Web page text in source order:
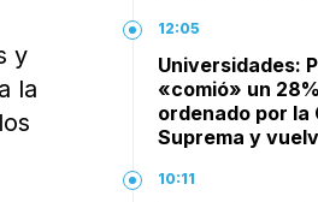
y
la
12:05
Universidades:
«comió» un
ordenado por la
Suprema y
10:11